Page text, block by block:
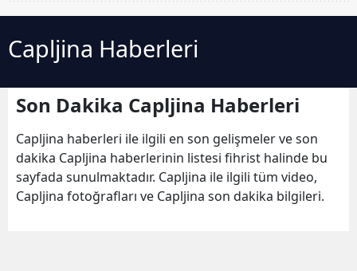
Capljina Haberleri
Son Dakika Capljina Haberleri
Capljina haberleri ile ilgili en son gelişmeler ve son
dakika Capljina haberlerinin listesi fihrist halinde bu
sayfada sunulmaktadır. Capljina ile ilgili tüm video,
Capljina fotoğrafları ve Capljina son dakika bilgileri.